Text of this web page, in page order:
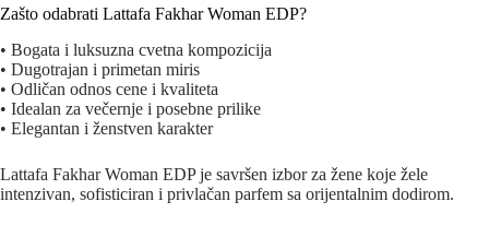
Zašto odabrati Lattafa Fakhar Woman EDP?
• Bogata i luksuzna cvetna kompozicija
• Dugotrajan i primetan miris
• Odličan odnos cene i kvaliteta
• Idealan za večernje i posebne prilike
• Elegantan i ženstven karakter
Lattafa Fakhar Woman EDP je savršen izbor za žene koje žele
intenzivan, sofisticiran i privlačan parfem sa orijentalnim dodirom.